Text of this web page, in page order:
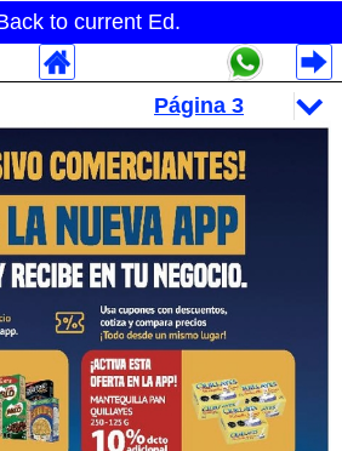
to current Ed.
Rubros